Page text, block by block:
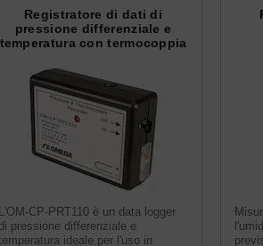
Registratore di dati di
pressione differenziale e
temperatura con termocoppia
L'OM-CP-PRT110 è un data logger
di pressione differenziale e
ideale per l'uso in